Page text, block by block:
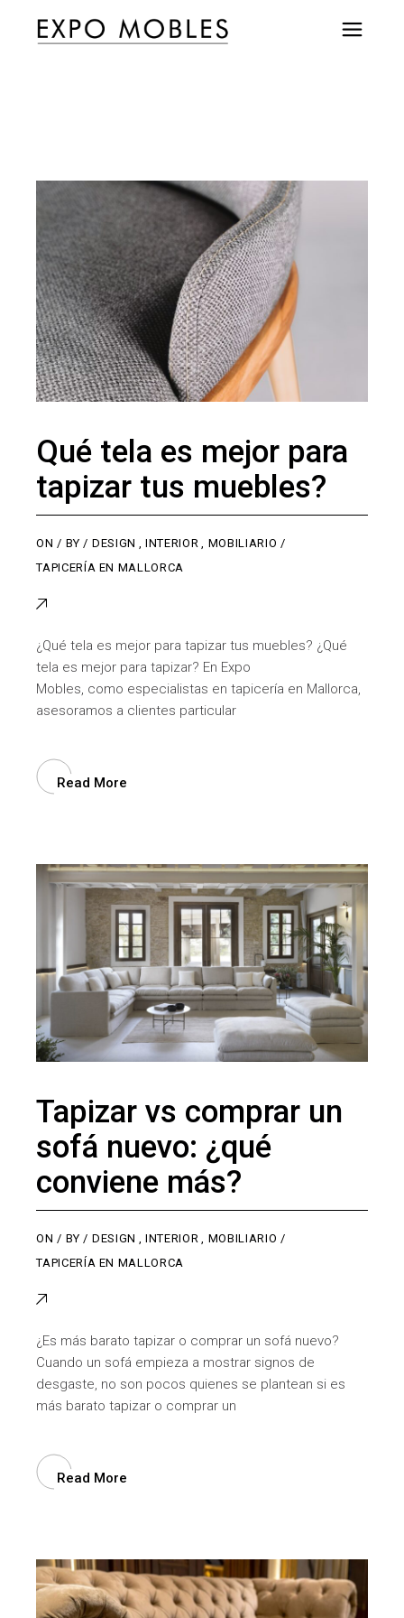
Qué tela es mejor para
tapizar tus muebles?
ON BY DESIGN ,INTERIOR
MOBILIARIO
TAPICERÍA EN MALLORCA
¿Qué tela es mejor para tapizar tus muebles? ¿Qué
tela es mejor para tapizar? En Expo
Mobles, como especialistas en tapicería en Mallorca,
asesoramos a clientes particular
Read More
Tapizar vs comprar un
sofá nuevo: ¿qué
conviene más?
ON BY DESIGN ,INTERIOR
MOBILIARIO
TAPICERÍA EN MALLORCA
¿Es más barato tapizar o comprar un sofá nuevo?
Cuando un sofá empieza a mostrar signos de
desgaste, no son pocos quienes se plantean si es
más barato tapizar o comprar un
Read More